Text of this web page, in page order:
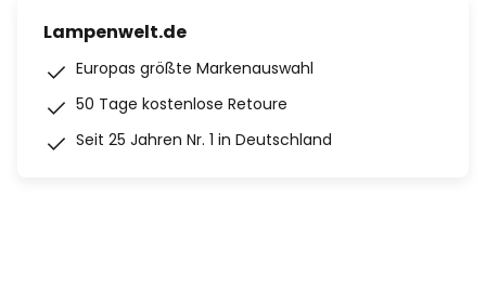
Lampenwelt.de
Europas größte Markenauswahl
50 Tage kostenlose Retoure
Seit 25 Jahren Nr. 1 in Deutschland